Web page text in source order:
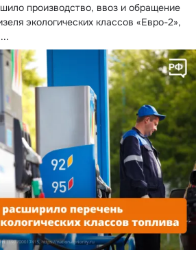
производство, ввоз и обращение
экологических классов «Евро-2»,
...